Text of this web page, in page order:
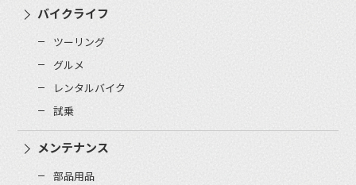
バイクライフ
ツーリング
グルメ
レンタルバイク
試乗
メンテナンス
部品用品